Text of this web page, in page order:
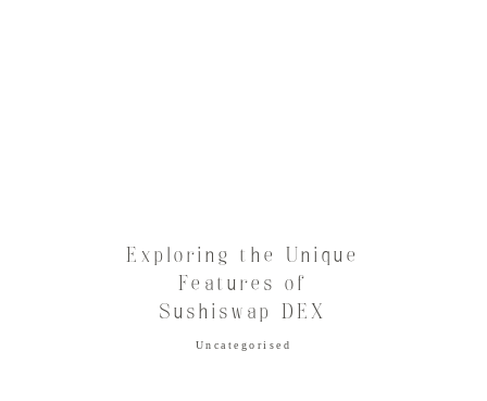
Exploring the Unique
Features of
Sushiswap DEX
Uncategorised